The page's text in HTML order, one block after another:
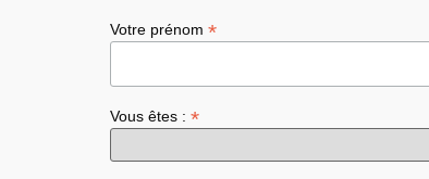
Votre prénom *
Vous êtes : *